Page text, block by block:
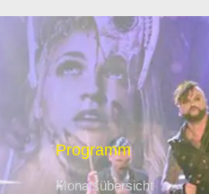
Programm
Monatsübersicht